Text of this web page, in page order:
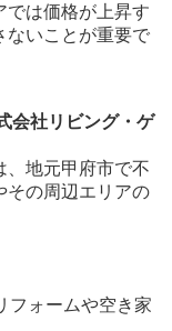
では価格が上昇す
ないことが重要で
会社リビング・ゲ
、地元甲府市で不
その周辺エリアの
フォームや空き家